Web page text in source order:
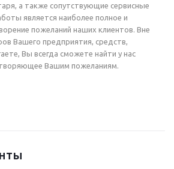
а также сопутствующие сервисные
является наиболее полное и
пожеланий наших клиентов. Вне
Вашего предприятия, средств,
Вы всегда сможете найти у нас
Вашим пожеланиям.